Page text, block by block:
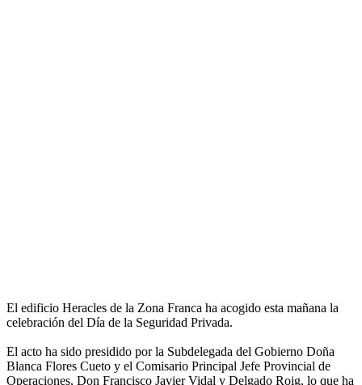
El edificio Heracles de la Zona Franca ha acogido esta mañana la
celebración del Día de la Seguridad Privada.
El acto ha sido presidido por la Subdelegada del Gobierno Doña
Blanca Flores Cueto y el Comisario Principal Jefe Provincial de
Operaciones, Don Francisco Javier Vidal y Delgado Roig, lo que ha